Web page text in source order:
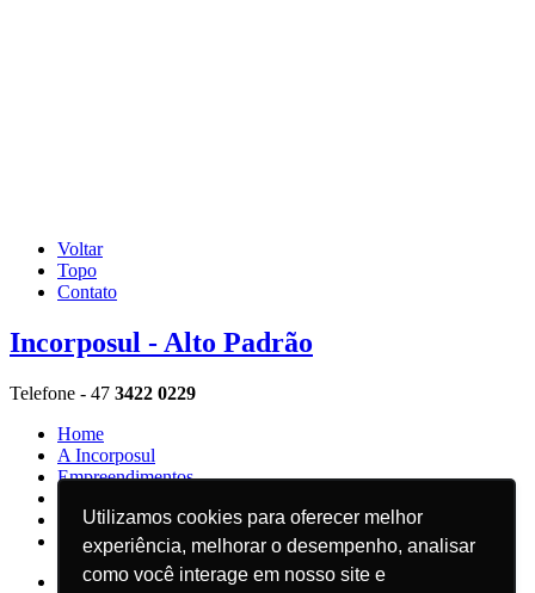
Utilizamos cookies para oferecer melhor
experiência, melhorar o desempenho, analisar
como você interage em nosso site e
Voltar
Topo
Contato
Incorposul - Alto Padrão
Telefone - 47 3422 0229
Home
A Incorposul
Empreendimentos
Blog
Contato
Facebook